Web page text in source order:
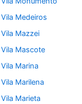
Medeiros
Mazzei
Mascote
Marina
Marilena
Marieta